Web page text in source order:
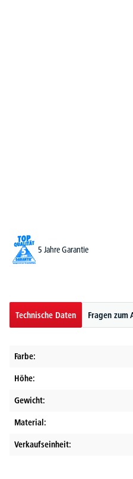
5 Jahre Garantie
Technische Daten Fragen zum
Farbe:
Höhe:
Gewicht:
Material:
Verkaufseinheit: